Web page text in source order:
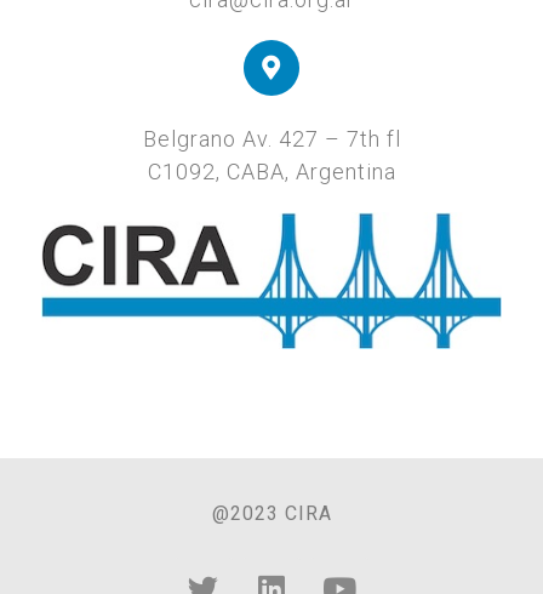
Belgrano Av. 427 – 7th fl
C1092, CABA, Argentina
@2023 CIRA